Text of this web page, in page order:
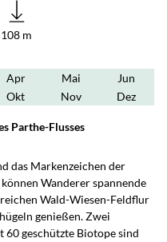
108 m
Apr Mai
Jun
Okt Nov Dez
Parthe-Flusses
das Markenzeichen der
Wanderer spannende
Wald-Wiesen-Feldflur
genießen. Zwei
60 geschützte Biotope sind